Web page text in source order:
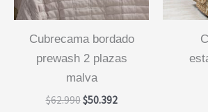
cubrecama bordado
prewash 2 plazas
malva
$62.990El
$50.392El
cubrecama